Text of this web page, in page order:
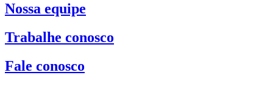
Nossa equipe
Trabalhe conosco
Fale conosco